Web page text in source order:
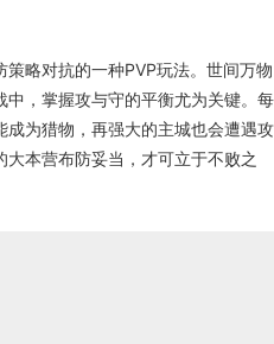
策略对抗的一种PVP玩法。世间万物
，掌握攻与守的平衡尤为关键。每
为猎物，再强大的主城也会遭遇攻
本营布防妥当，才可立于不败之